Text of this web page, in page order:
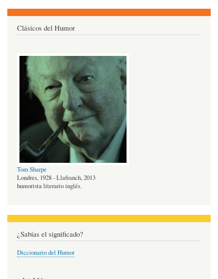
Clásicos del Humor
Tom Sharpe
Londres, 1928 - Llafranch, 2013
humorista literario inglés.
¿Sabías el significado?
Diccionario del Humor